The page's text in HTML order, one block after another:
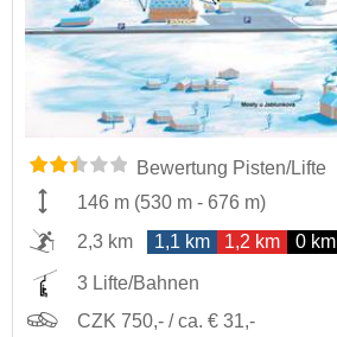
Bewertung Pisten/Lifte
146 m (530 m - 676 m)
2,3 km
1,1 km 1,2 km 0 km
3 Lifte/Bahnen
CZK 750,- / ca. € 31,-